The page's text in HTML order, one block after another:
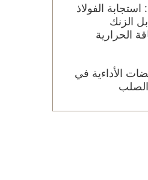
استجابة الفولاذ
الزنك
الحرارية
الأداءية في
الصلب